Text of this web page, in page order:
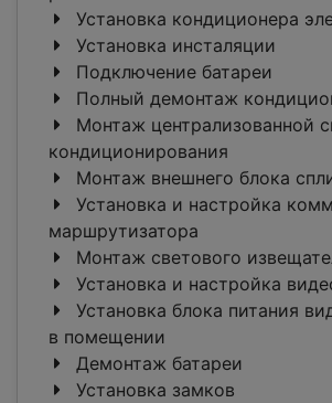
Установка кондиционера
Установка инсталяции
Подключение батареи
Полный демонтаж
Монтаж централизованной
кондиционирования
Монтаж внешнего блока
Установка и настройка
маршрутизатора
Монтаж светового
Установка и настройка
Установка блока питания
в помещении
Демонтаж батареи
Установка замков